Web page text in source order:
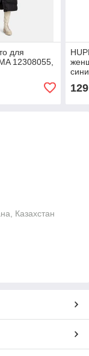
для
12308055,
Казахстан